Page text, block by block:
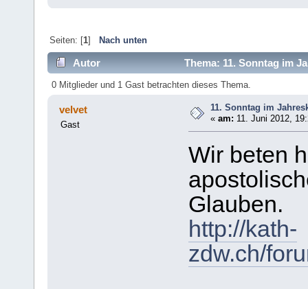
Seiten: [1] Nach unten
Autor Thema: 11. Sonntag im
0 Mitglieder und 1 Gast betrachten dieses Thema.
velvet
Gast
11. Sonntag im
«am: 11. Juni 2012,
Wir beten
Glauben.
http://kath-
zdw.ch/